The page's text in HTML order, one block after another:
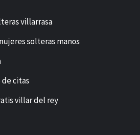
villarrasa
solteras manos
citas
villar del rey